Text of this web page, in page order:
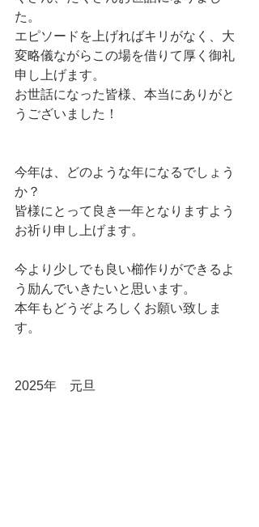
た。
エピソードを上げればキリがなく、大
変略儀ながらこの場を借りて厚く御礼
申し上げます。
お世話になった皆様、本当にありがと
うございました！
今年は、どのような年になるでしょう
か？
皆様にとって良き一年となりますよう
お祈り申し上げます。
今より少しでも良い櫛作りができるよ
う励んでいきたいと思います。
本年もどうぞよろしくお願い致しま
す。
2025年　元旦